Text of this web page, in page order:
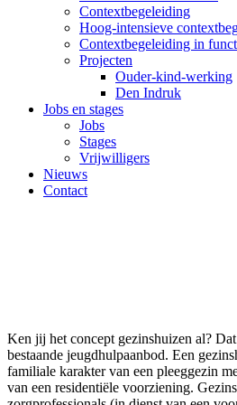
Contextbegeleiding
Hoog-intensieve
Contextbegeleiding in
Projecten
Ouder-kind-werking
Den Indruk
Jobs en stages
Jobs
Stages
Vrijwilligers
Nieuws
Contact
Ken jij het concept gezinshuizen al?
bestaande jeugdhulpaanbod. Een
familiale karakter van een pleeggezin
van een residentiële voorziening.